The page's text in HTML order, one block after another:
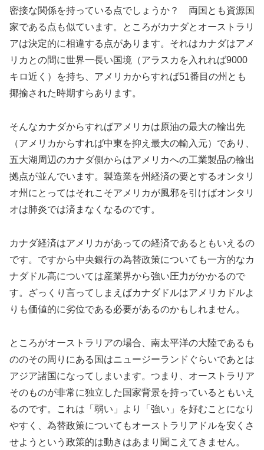
密接な関係を持っている点でしょうか？ 両国とも資源国
家である点も似ています。ところがカナダとオーストラリ
アは決定的に相違する点があります。それはカナダはアメ
リカとの間に世界一長い国境（アラスカを入れれば9000
キロ近く）を持ち、アメリカからすれば51番目の州とも
揶揄された時期すらあります。
そんなカナダからすればアメリカは原油の最大の輸出先
（アメリカからすれば中東を抑え最大の輸入元）であり、
五大湖周辺のカナダ側からはアメリカへの工業製品の輸出
拠点が並んでいます。製造業を州経済の要とするオンタリ
オ州にとってはそれこそアメリカが風邪を引けばオンタリ
オは肺炎では済まなくなるのです。
カナダ経済はアメリカがあっての経済であるともいえるの
です。ですから中央銀行の為替政策についても一方的なカ
ナダドル高については産業界から強い圧力がかかるので
す。ざっくり言ってしまえばカナダドルはアメリカドルよ
りも価値的に劣位である必要があるのかもしれません。
ところがオーストラリアの場合、南太平洋の大陸であるも
ののその周りにある国はニュージーランドぐらいであとは
アジア諸国になってしまいます。つまり、オーストラリア
そのものが非常に独立した国家背景を持っているともいえ
るのです。これは「弱い」より「強い」を好むことになり
やすく、為替政策についてもオーストラリアドルを安くさ
せようという政策的は動きはあまり聞こえてきません。